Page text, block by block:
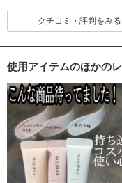
クチコミ・評判をみる
使用アイテムのほかの